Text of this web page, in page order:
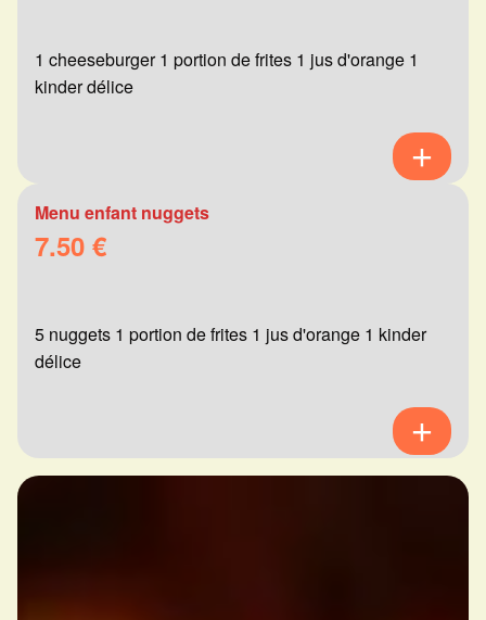
1 cheeseburger 1 portion de frites 1 jus d'orange 1
kinder délice
Menu enfant nuggets
7.50 €
5 nuggets 1 portion de frites 1 jus d'orange 1 kinder
délice